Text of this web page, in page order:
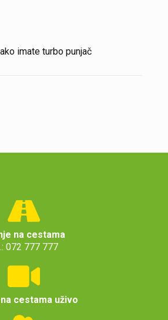
imate turbo punjač
na cestama
072 777 777
cestama uživo